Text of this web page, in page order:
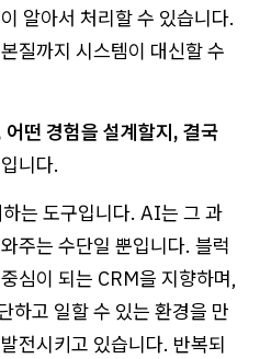
알아서 처리할 수 있습니다.
질까지 시스템이 대신할 수
떤 경험을 설계할지, 결국
입니다.
는 도구입니다. AI는 그 과
주는 수단일 뿐입니다. 블럭
심이 되는 CRM을 지향하며,
하고 일할 수 있는 환경을 만
전시키고 있습니다. 반복되